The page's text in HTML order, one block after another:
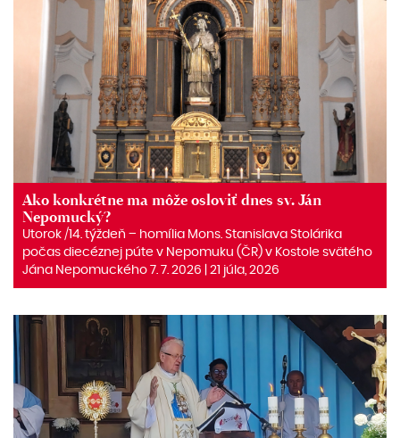
Ako konkrétne ma môže osloviť dnes sv. Ján
Nepomucký?
Utorok /14. týždeň – homília Mons. Stanislava Stolárika
počas diecéznej púte v Nepomuku (ČR) v Kostole svätého
Jána Nepomuckého 7. 7. 2026 | 21 júla, 2026